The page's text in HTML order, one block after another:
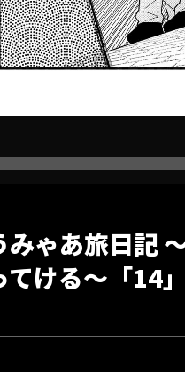
みゃあ旅日記
ける～「14」